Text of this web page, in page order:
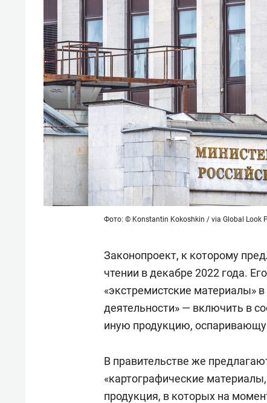
Фото: © Konstantin Kokoshkin / via Global Look
Законопроект, к которому
чтении в декабре 2022 года.
«экстремистские материалы»
деятельности» — включить в
иную продукцию,
В правительстве же
«картографические
продукция, в которых на